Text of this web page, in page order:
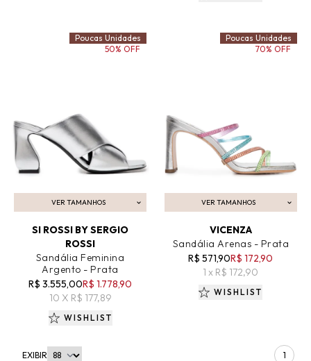
VER TAMANHOS
ADICIONAR AO CARRINHO
SI ROSSI BY SERGIO
ROSSI
Sandália Feminina
Argento - Prata
R$ 3.555,00R$ 1.778,90
10 X R$ 177,89
Poucas Unidades
50% OFF
WISHLIST
VER TAMANHOS
ADICIONAR AO CARRINHO
VICENZA
Sandália Arenas - Prata
R$ 571,90R$ 172,90
1 x R$ 172,90
Poucas Unidades
70% OFF
WISHLIST
EXIBIR 1